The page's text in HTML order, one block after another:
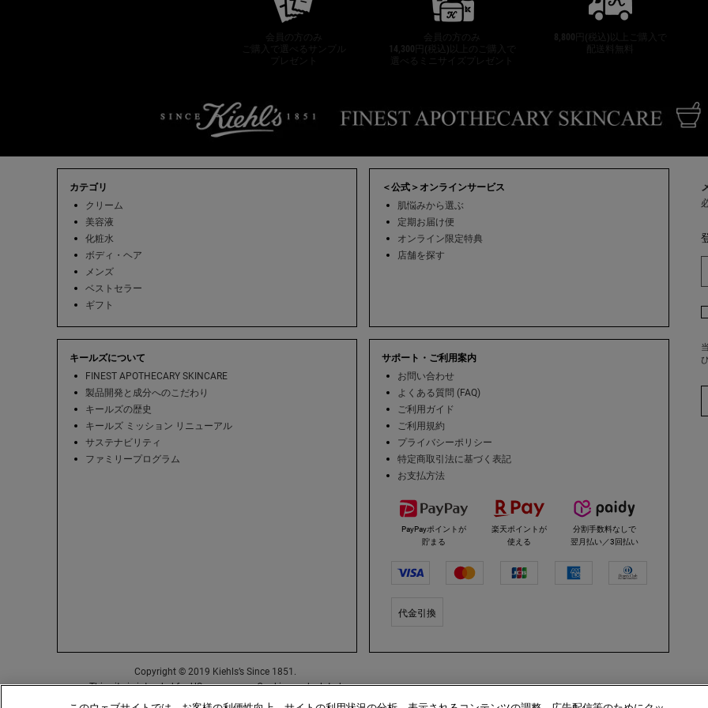
会員の方のみ
ご購入で選べるサンプル
会員の方のみ
14,300円(税込)以上のご購入で
選べるミニサイズプレゼント
8,800円(税込)以上ご購入で
カテゴリ
クリーム
美容液
化粧水
ボディ・ヘア
メンズ
ベストセラー
ギフト
＜公式＞オンラインサービス
肌悩みから選ぶ
定期お届け便
オンライン限定特典
店舗を探す
キールズについて
FINEST APOTHECARY SKINCARE
製品開発と成分へのこだわり
キールズの歴史
キールズ ミッション リニューアル
サステナビリティ
ファミリープログラム
サポート・ご利用案内
お問い合わせ
よくある質問 (FAQ)
ご利用ガイド
ご利用規約
プライバシーポリシー
特定商取引法に基づく表記
お支払方法
PayPayポイントが
貯まる
楽天ポイントが
使える
分割手数料なしで
翌月払い／3回払い
代金引換
Copyright © 2019 Kiehls’s Since 1851.
This site is intended for US consumers. Cookies and related
technology are used for advertising. To learn more, visit AdChoices